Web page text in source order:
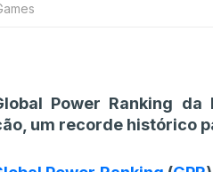
Power Ranking da
um recorde histórico